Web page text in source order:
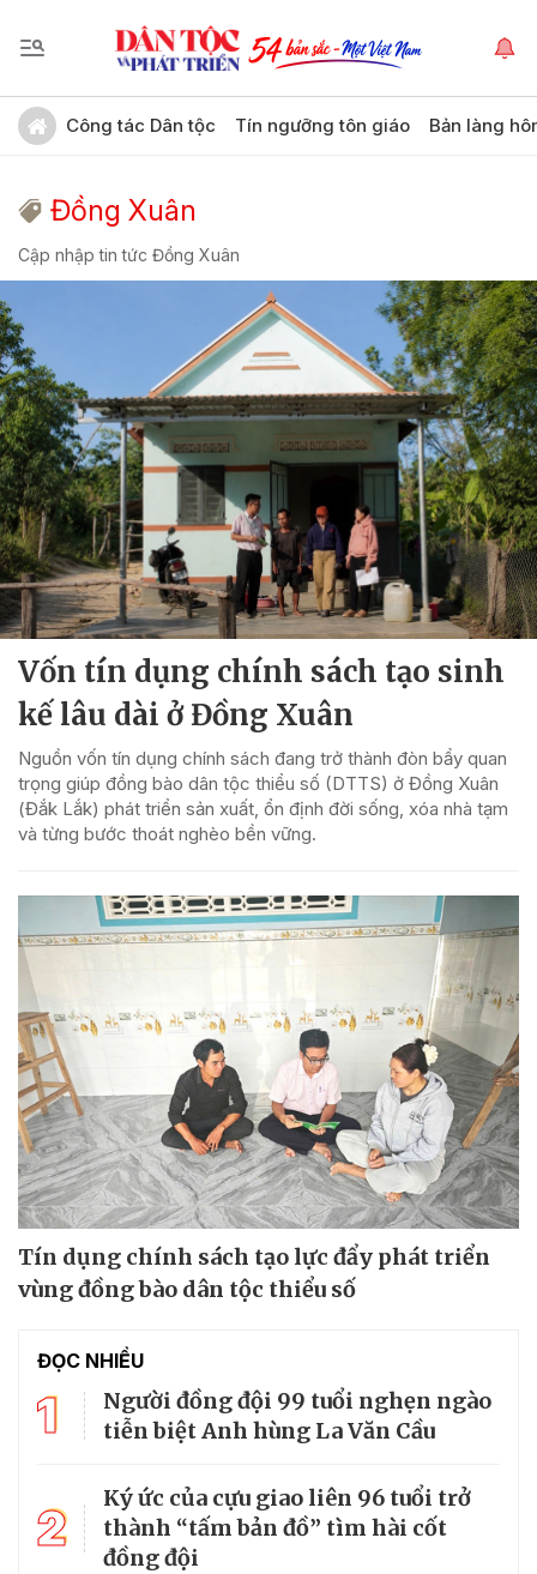
Công tác Dân tộc Tín ngưỡng tôn giáo Bản làng
Đồng Xuân
Cập nhập tin tức Đồng Xuân
Vốn tín dụng chính sách tạo sinh
kế lâu dài ở Đồng Xuân
Nguồn vốn tín dụng chính sách đang trở thành đòn bẩy quan
trọng giúp đồng bào dân tộc thiểu số (DTTS) ở Đồng Xuân
(Đắk Lắk) phát triển sản xuất, ổn định đời sống, xóa nhà tạm
và từng bước thoát nghèo bền vững.
Tín dụng chính sách tạo lực đẩy phát triển
vùng đồng bào dân tộc thiểu số
ĐỌC NHIỀU
1
Người đồng đội 99 tuổi nghẹn ngào
tiễn biệt Anh hùng La Văn Cầu
2
Ký ức của cựu giao liên 96 tuổi trở
thành “tấm bản đồ” tìm hài cốt
đồng đội